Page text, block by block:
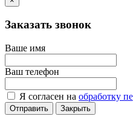
Заказать звонок
Ваше имя
Ваш телефон
Я согласен на обработку
Отправить Закрыть